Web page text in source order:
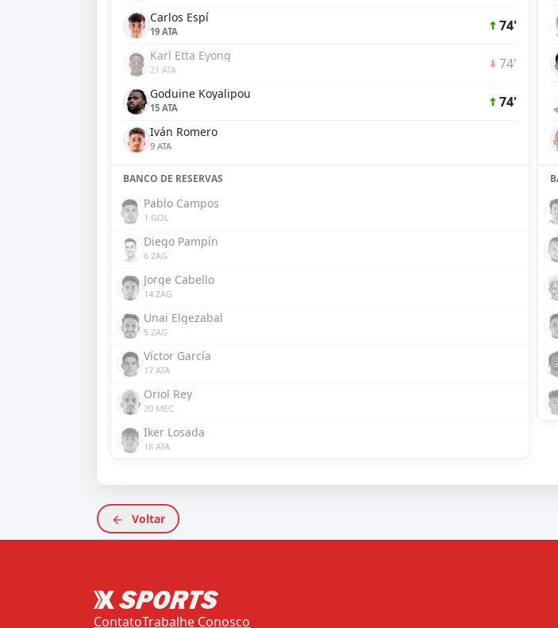
Carlos Espí
19 ATA 74'
Karl Etta Eyong
21 ATA 74'
Goduine Koyalipou
15 ATA 74'
Iván Romero
9 ATA
BANCO DE RESERVAS
Pablo Campos
1 GOL
Diego Pampín
6 ZAG
Jorge Cabello
14 ZAG
Unai Elgezabal
5 ZAG
Víctor García
17 ATA
Oriol Rey
20 MEC
Iker Losada
18 ATA
Voltar
ContatoTrabalhe Conosco